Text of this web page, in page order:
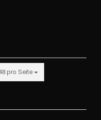
pro Seite